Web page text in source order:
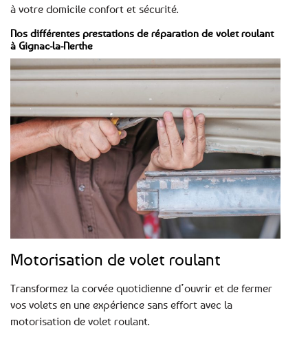
à votre domicile confort et sécurité.
Nos différentes prestations de réparation de volet roulant
à Gignac-la-Nerthe
Motorisation de volet roulant
Transformez la corvée quotidienne d’ouvrir et de fermer
vos volets en une expérience sans effort avec la
motorisation de volet roulant.